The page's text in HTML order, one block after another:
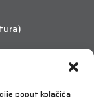
poput kolačića